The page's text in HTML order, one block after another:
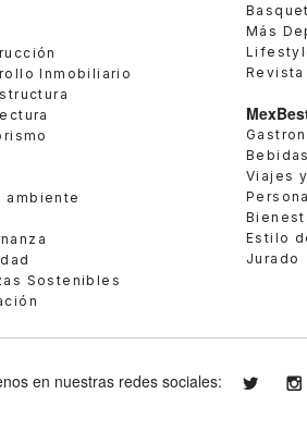
Inmobiliario
ambiente
Sostenibles
Más
Bebidas
Viajes
Estilo
Jurado
en nuestras redes sociales: